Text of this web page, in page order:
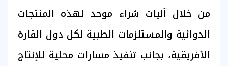
من خلال آليات شراء موحد لهذه المنتجات
الدوائية والمستلزمات الطبية لكل دول القارة
الأفريقية، بجانب تنفيذ مسارات محلية للإنتاج